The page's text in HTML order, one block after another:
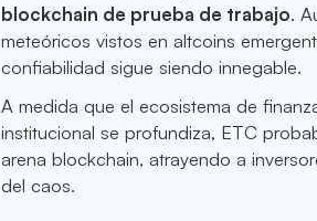
blockchain de prueba de trabajo.
meteóricos vistos en altcoins
confiabilidad sigue siendo innegable.
A medida que el ecosistema de
institucional se profundiza, ETC
arena blockchain, atrayendo a
del caos.